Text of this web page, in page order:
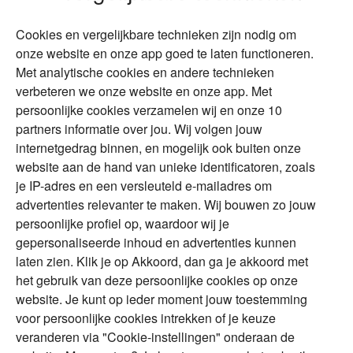
Duurzaam
Vermogensplanning
Tweede huis in
buitenland
DGA
Erfenis
Over Financial Focus
Specialisten
Financial Focus
magazine
The Exit Years
Contact
Alles voor en over vermogenden.
Over ABN AMRO Veiligheid
Privacy & Cookies
Toegankelijkheid
Disclaimer RSS
Cookies en vergelijkbare technieken zijn nodig om
onze website en onze app goed te laten functioneren.
Met analytische cookies en andere technieken
verbeteren we onze website en onze app. Met
persoonlijke cookies verzamelen wij en onze 10
partners informatie over jou. Wij volgen jouw
internetgedrag binnen, en mogelijk ook buiten onze
website aan de hand van unieke identificatoren, zoals
je IP-adres en een versleuteld e-mailadres om
advertenties relevanter te maken. Wij bouwen zo jouw
persoonlijke profiel op, waardoor wij je
gepersonaliseerde inhoud en advertenties kunnen
laten zien. Klik je op Akkoord, dan ga je akkoord met
het gebruik van deze persoonlijke cookies op onze
website. Je kunt op ieder moment jouw toestemming
voor persoonlijke cookies intrekken of je keuze
veranderen via "Cookie-instellingen" onderaan de